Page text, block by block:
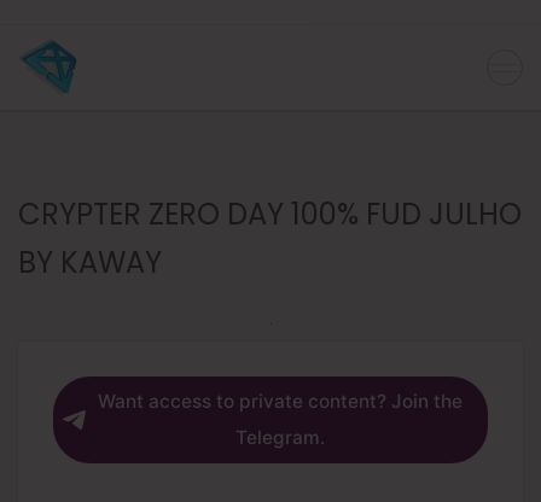
CRYPTER ZERO DAY 100% FUD JULHO
BY KAWAY
Want access to private content? Join the
Telegram.